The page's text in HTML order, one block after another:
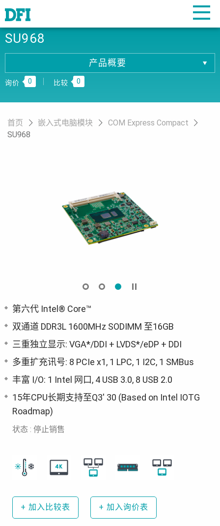
SU968
产品概要
产品概要
相關下载
订购资讯
询价 0 比较 0
首页 嵌入式电脑模块
COM Express Compact
SU968
第六代 Intel® Core™
双通道 DDR3L 1600MHz SODIMM 至16GB
三重独立显示: VGA*/DDI + LVDS*/eDP + DDI
多重扩充讯号: 8 PCIe x1, 1 LPC, 1 I2C, 1 SMBus
丰富 I/O: 1 Intel 网口, 4 USB 3.0, 8 USB 2.0
15年CPU长期支持至Q3' 30 (Based on Intel IOTG
Roadmap)
状态 : 停止销售
+ 加入比较表 + 加入询价表